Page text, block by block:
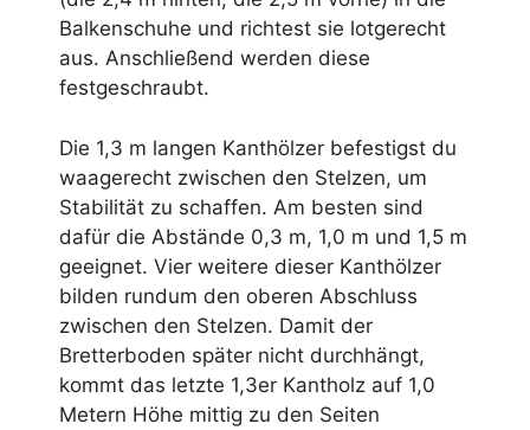
Balkenschuhe und richtest sie lotgerecht
aus. Anschließend werden diese
festgeschraubt.
Die 1,3 m langen Kanthölzer befestigst du
waagerecht zwischen den Stelzen, um
Stabilität zu schaffen. Am besten sind
dafür die Abstände 0,3 m, 1,0 m und 1,5 m
geeignet. Vier weitere dieser Kanthölzer
bilden rundum den oberen Abschluss
zwischen den Stelzen. Damit der
Bretterboden später nicht durchhängt,
kommt das letzte 1,3er Kantholz auf 1,0
Metern Höhe mittig zu den Seiten